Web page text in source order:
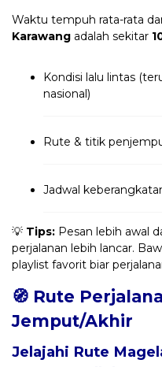
Waktu tempuh rata-rata
Karawang adalah sekitar
Kondisi lalu lintas
nasional)
Rute & titik
Jadwal
💡 Tips: Pesan lebih awal
perjalanan lebih lancar.
playlist favorit biar
🧭 Rute
Jemput/Akhir
Jelajahi Rute